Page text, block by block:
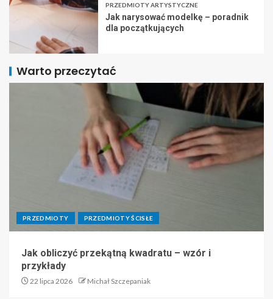
PRZEDMIOTY ARTYSTYCZNE
Jak narysować modelkę – poradnik
dla początkujących
Warto przeczytać
PRZEDMIOTY PRZEDMIOTY ŚCISŁE
Jak obliczyć przekątną kwadratu – wzór i
przykłady
22 lipca 2026 Michał Szczepaniak